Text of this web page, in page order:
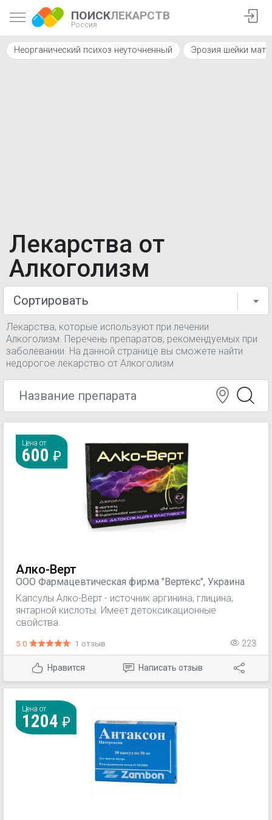
ПОИСКЛЕКАРСТВ
Россия
Неорганический психоз неуточненный Эрозия шейки
Лекарства от
Алкоголизм
Лекарства, которые используют при лечении
Алкоголизм. Перечень препаратов, рекомендуемых при
заболевании. На данной странице вы сможете найти
недорогое лекарство от Алкоголизм
Цена от
600
Алко-Верт
ООО Фармацевтическая фирма "Вертекс", Украина
Капсулы Алко-Верт - источник аргинина, глицина,
янтарной кислоты. Имеет детоксикационные
свойства.
5.0 1 отзыв 223
Нравится Написать отзыв
Цена от
1204